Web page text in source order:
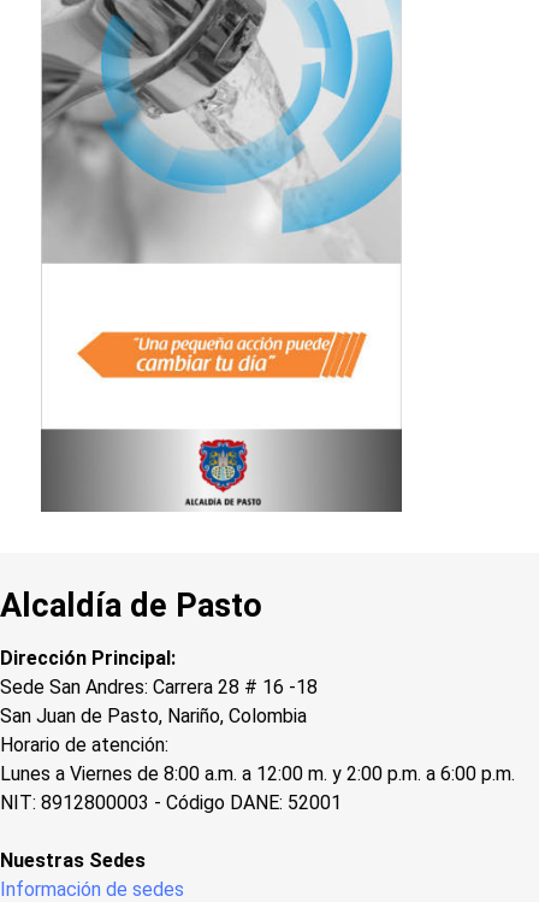
Alcaldía de Pasto
Dirección Principal:
Sede San Andres: Carrera 28 # 16 -18
San Juan de Pasto, Nariño, Colombia
Horario de atención:
Lunes a Viernes de 8:00 a.m. a 12:00 m. y 2:00 p.m. a 6:00 p.m.
NIT: 8912800003 - Código DANE: 52001
Nuestras Sedes
Información de sedes